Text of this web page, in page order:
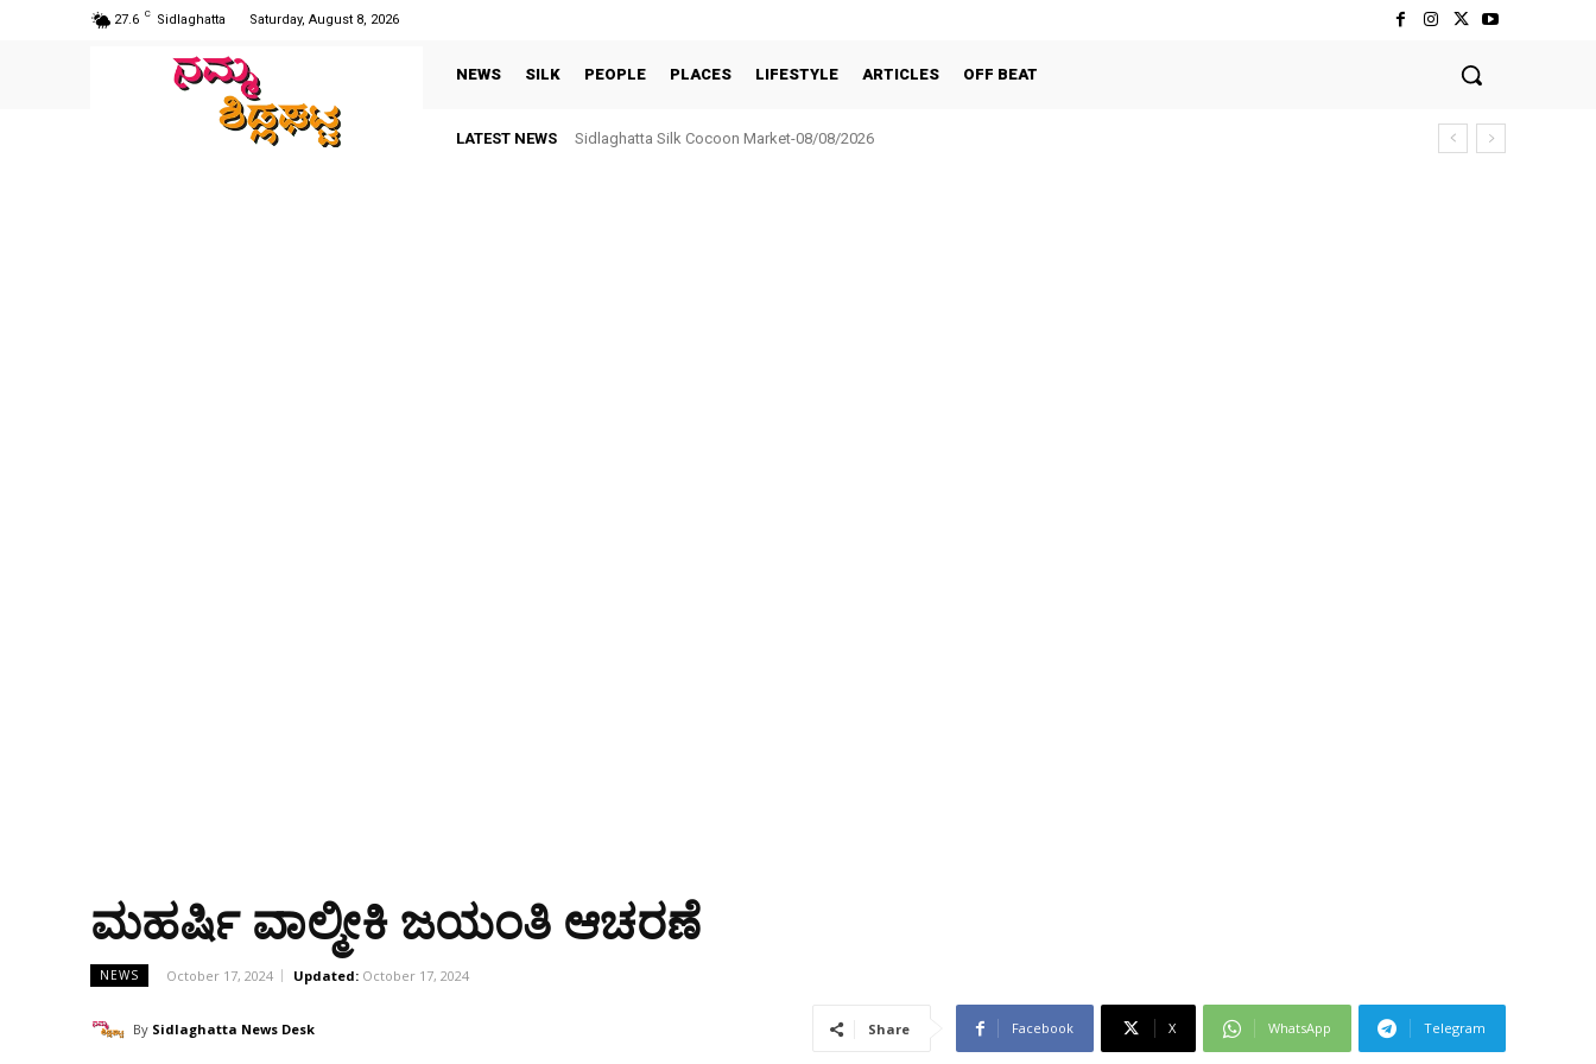
27.6 C Sidlaghatta Saturday, August 8, 2026
NEWS SILK PEOPLE PLACES LIFESTYLE ARTICLES OFF BEAT
LATEST NEWSSidlaghatta Silk Cocoon Market-08/08/2026
ಸರ್ಕಾರಿ ನೌಕರರ ಸಂಘಕ್ಕೆ ₹5.17 ಲಕ್ಷ ಉಳಿತಾಯ: ವಾರ್ಷಿಕ ಮಹಾಸಭೆಯಲ್ಲಿ ಘೋಷಣೆ
ಮಹರ್ಷಿ ವಾಲ್ಮೀಕಿ ಜಯಂತಿ ಆಚರಣೆ
NEWS October 17, 2024 Updated: October 17, 2024
By Sidlaghatta News Desk Share Facebook X WhatsApp Telegram